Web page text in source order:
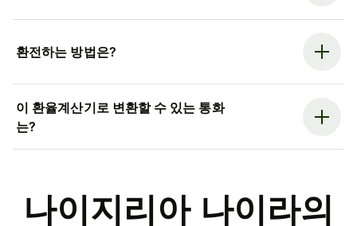
환전하는 방법은?
이 환율계산기로 변환할 수 있는 통화
는?
나이지리아 나이라의